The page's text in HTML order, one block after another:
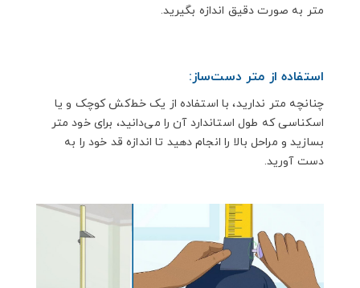
متر به صورت دقیق اندازه بگیرید.
استفاده از متر دست‌ساز:
چنانچه متر ندارید، با استفاده از یک خط‌کش کوچک و یا
اسکناسی که طول استاندارد آن را می‌دانید، برای خود متر
بسازید و مراحل بالا را انجام دهید تا اندازه قد خود را به
دست آورید.